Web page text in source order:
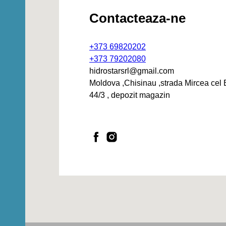
Contacteaza-ne
+373 69820202
+373 79202080
hidrostarsrl@gmail.com
Moldova ,Chisinau ,strada Mircea cel
44/3 , depozit magazin